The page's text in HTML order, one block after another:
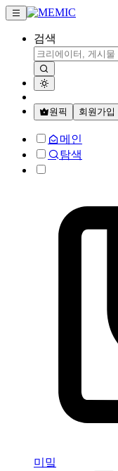
검색
원픽 회원가입
메인
탐색
미밐